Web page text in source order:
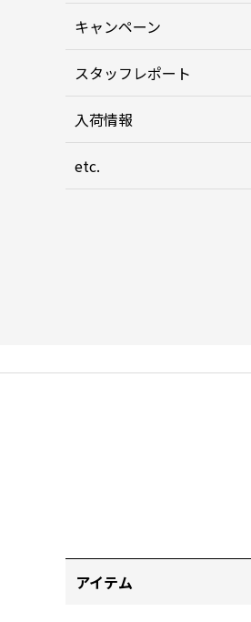
キャンペーン
スタッフレポート
入荷情報
etc.
アイテム